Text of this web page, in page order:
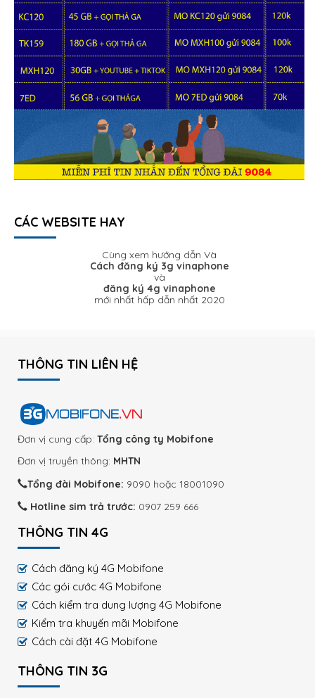
CÁC WEBSITE HAY
Cùng xem hướng dẫn Và
Cách đăng ký 3g vinaphone
và
đăng ký 4g vinaphone
mới nhất hấp dẫn nhất 2020
THÔNG TIN LIÊN HỆ
Đơn vị cung cấp: Tổng công ty Mobifone
Đơn vị truyền thông: MHTN
Tổng đài Mobifone: 9090 hoặc 18001090
Hotline sim trả trước: 0907 259 666
THÔNG TIN 4G
Cách đăng ký 4G Mobifone
Các gói cước 4G Mobifone
Cách kiểm tra dung lượng 4G Mobifone
Kiểm tra khuyến mãi Mobifone
Cách cài đặt 4G Mobifone
THÔNG TIN 3G